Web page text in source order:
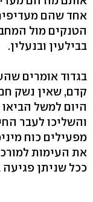
אחד שהם
הטנקים מול
בבילעין ובנעלין.
בגדוד אומרים
קדם, שאין נשק
היום למשל
והשליכו לעבר
מפעילים כוח
את העימות
ככל שניתן